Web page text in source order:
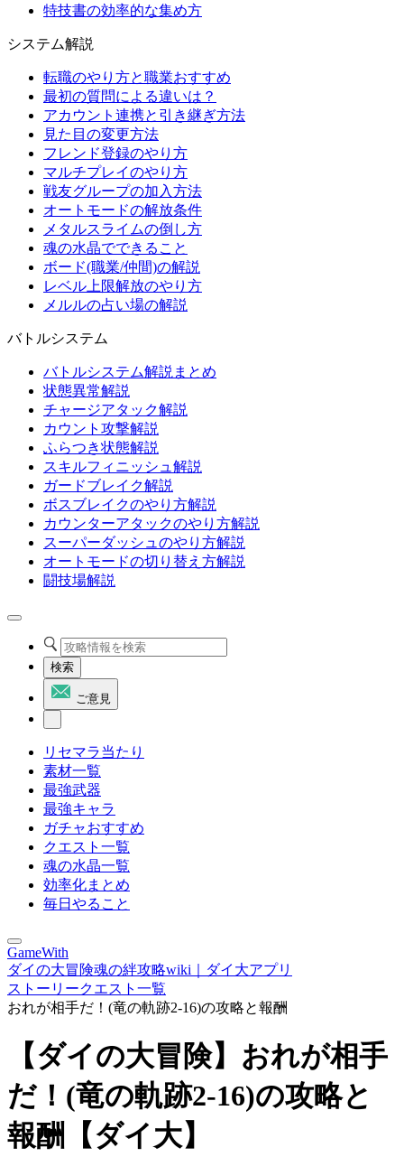
特技書の効率的な集め方
システム解説
転職のやり方と職業おすすめ
最初の質問による違いは？
アカウント連携と引き継ぎ方法
見た目の変更方法
フレンド登録のやり方
マルチプレイのやり方
戦友グループの加入方法
オートモードの解放条件
メタルスライムの倒し方
魂の水晶でできること
ボード(職業/仲間)の解説
レベル上限解放のやり方
メルルの占い場の解説
バトルシステム
バトルシステム解説まとめ
状態異常解説
チャージアタック解説
カウント攻撃解説
ふらつき状態解説
スキルフィニッシュ解説
ガードブレイク解説
ボスブレイクのやり方解説
カウンターアタックのやり方解説
スーパーダッシュのやり方解説
オートモードの切り替え方解説
闘技場解説
検索
ご意見
リセマラ当たり
素材一覧
最強武器
最強キャラ
ガチャおすすめ
クエスト一覧
魂の水晶一覧
効率化まとめ
毎日やること
GameWith
ダイの大冒険魂の絆攻略wiki｜ダイ大アプリ
ストーリークエスト一覧
おれが相手だ！(竜の軌跡2-16)の攻略と報酬
【ダイの大冒険】おれが相手
だ！(竜の軌跡2-16)の攻略と
報酬【ダイ大】